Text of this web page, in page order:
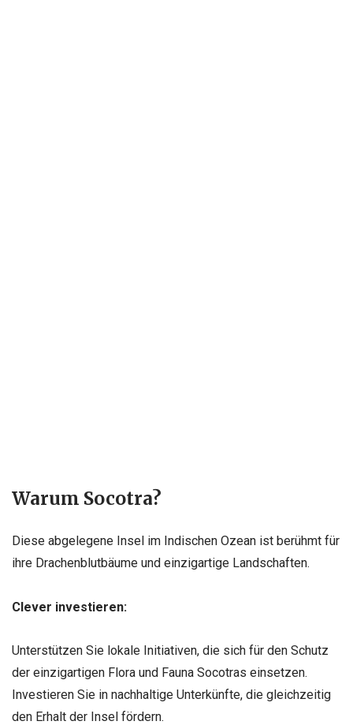
Warum Socotra?
Diese abgelegene Insel im Indischen Ozean ist berühmt für
ihre Drachenblutbäume und einzigartige Landschaften.
Clever investieren:
Unterstützen Sie lokale Initiativen, die sich für den Schutz
der einzigartigen Flora und Fauna Socotras einsetzen.
Investieren Sie in nachhaltige Unterkünfte, die gleichzeitig
den Erhalt der Insel fördern.